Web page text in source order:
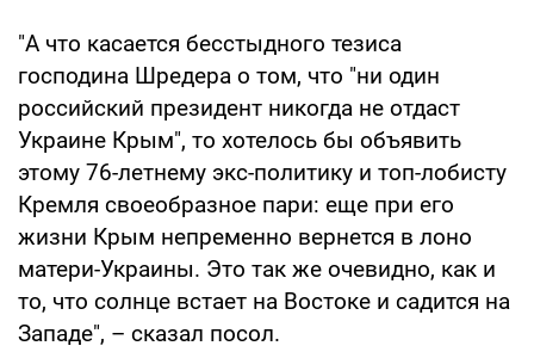
"А что касается бесстыдного тезиса
господина Шредера о том, что "ни один
российский президент никогда не отдаст
Украине Крым", то хотелось бы объявить
этому 76-летнему экс-политику и топ-лобисту
Кремля своеобразное пари: еще при его
жизни Крым непременно вернется в лоно
матери-Украины. Это так же очевидно, как и
то, что солнце встает на Востоке и садится на
Западе", – сказал посол.